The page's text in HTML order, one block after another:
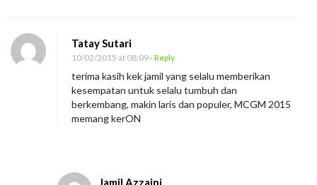
i
M
e
n
a
m
Tatay Sutari
10/02/2015 at 08:09- Reply
terima kasih kek jamil yang selalu memberikan
kesempatan untuk selalu tumbuh dan
berkembang, makin laris dan populer, MCGM 2015
memang kerON
Jamil Azzaini